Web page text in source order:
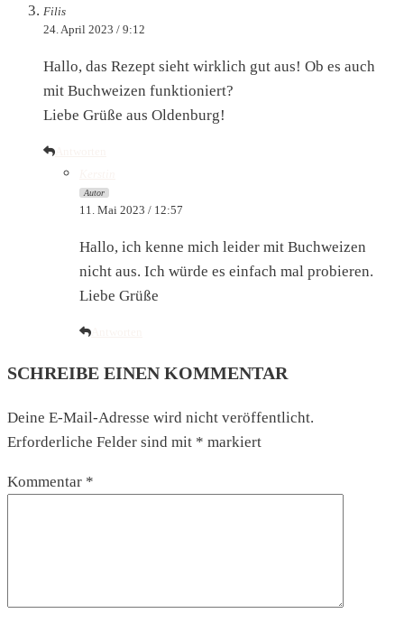
Filis
24. April 2023 / 9:12
Hallo, das Rezept sieht wirklich gut aus! Ob es auch
mit Buchweizen funktioniert?
Liebe Grüße aus Oldenburg!
Autor
11. Mai 2023 / 12:57
Hallo, ich kenne mich leider mit Buchweizen
nicht aus. Ich würde es einfach mal probieren.
Liebe Grüße
SCHREIBE EINEN KOMMENTAR
Deine E-Mail-Adresse wird nicht veröffentlicht.
Erforderliche Felder sind mit * markiert
Kommentar *